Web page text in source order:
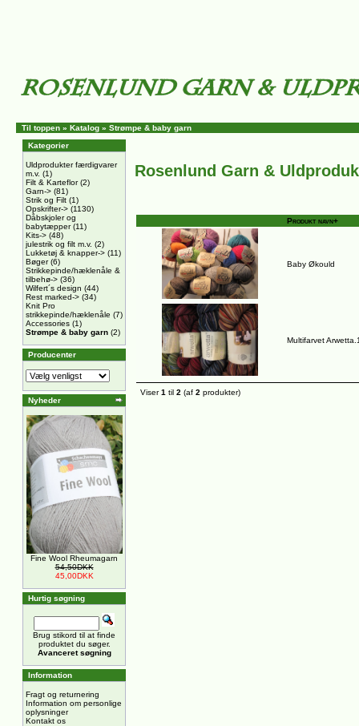
Til toppen » Katalog » Strømpe & baby garn
Kategorier
Uldprodukter færdigvarer
m.v. (1)
Filt & Karteflor(2)
Garn-> (81)
Strik og Filt (1)
Opskrifter-> (1130)
Dåbskjoler og
babytæpper(11)
Kits-> (48)
julestrik og filt m.v. (2)
Lukketøj & knapper-> (11)
Bøger(6)
Strikkepinde/hæklenåle &
tilbehø-> (36)
Wilfert´s design (44)
Rest marked-> (34)
Knit Pro
strikkepinde/hæklenåle (7)
Accessories (1)
Strømpe & baby garn (2)
Producenter
Nyheder
Fine Wool Rheumagarn
54,50DKK
45,00DKK
Hurtig søgning
Brug stikord til at finde
produktet du søger.
Avanceret søgning
Information
Fragt og returnering
Information om personlige
oplysninger
Kontakt os
Rosenlund Garn &
Produkt navn+
Baby Økould
Multifarvet
Viser1 til 2 (af 2 produkter)